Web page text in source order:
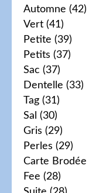
Automne (42)
Vert (41)
Petite (39)
Petits (37)
Sac (37)
Dentelle (33)
Tag (31)
Sal (30)
Gris (29)
Perles (29)
Carte Brodée
Fee (28)